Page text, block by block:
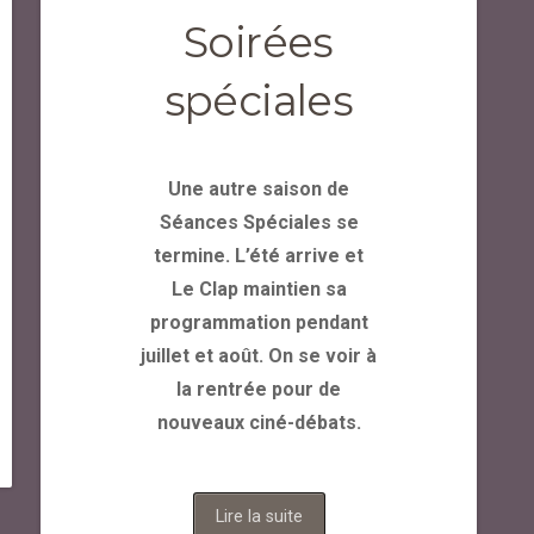
Soirées
spéciales
Une autre saison de
Séances Spéciales se
termine. L’été arrive et
Le Clap maintien sa
programmation pendant
juillet et août. On se voir à
la rentrée pour de
nouveaux ciné-débats.
Lire la suite